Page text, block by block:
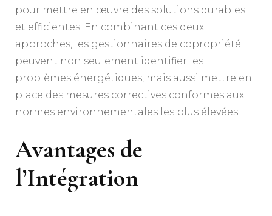
pour mettre en œuvre des solutions durables
et efficientes. En combinant ces deux
approches, les gestionnaires de copropriété
peuvent non seulement identifier les
problèmes énergétiques, mais aussi mettre en
place des mesures correctives conformes aux
normes environnementales les plus élevées.
Avantages de
l’Intégration